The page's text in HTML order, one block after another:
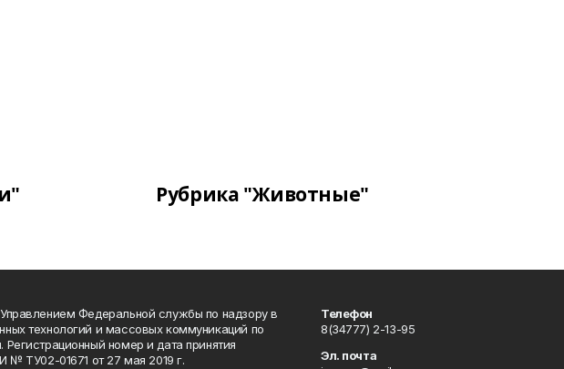
Рубрика "Животные"
Федеральной службы по надзору в
технологий и массовых коммуникаций по
номер и дата принятия
№ ТУ02-01671 от 27 мая 2019 г.
Телефон
8(34777) 2-13-95
Эл. почта